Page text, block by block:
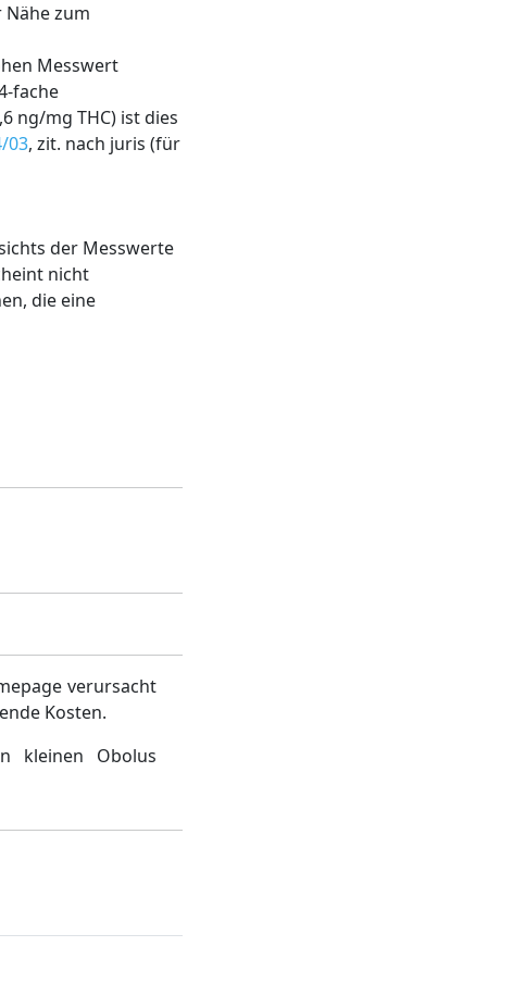
zum
Messwert
fache
ng/mg THC) ist dies
03, zit. nach juris (für
der Messwerte
nicht
die eine
verursacht
Kosten.
kleinen Obolus